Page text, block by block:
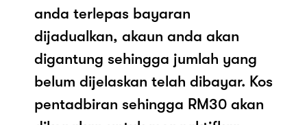
anda terlepas bayaran
dijadualkan, akaun anda akan
digantung sehingga jumlah yang
belum dijelaskan telah dibayar. Kos
pentadbiran sehingga RM30 akan